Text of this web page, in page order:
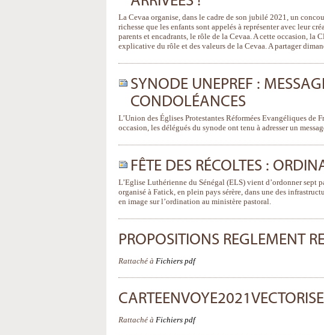
La Cevaa organise, dans le cadre de son jubilé 2021, un
richesse que les enfants sont appelés à représenter avec leur
parents et encadrants, le rôle de la Cevaa. A cette occasion,
explicative du rôle et des valeurs de la Cevaa. A partager
SYNODE UNEPREF :
CONDOLÉANCES
L’Union des Églises Protestantes Réformées Evangéliques de
occasion, les délégués du synode ont tenu à adresser un
FÊTE DES RÉCOLTES :
L’Eglise Luthérienne du Sénégal (ELS) vient d’ordonner sept
organisé à Fatick, en plein pays sérère, dans une des
en image sur l’ordination au ministère pastoral.
PROPOSITIONS REGLEMENT
Rattaché à Fichiers pdf
Rattaché à Fichiers pdf